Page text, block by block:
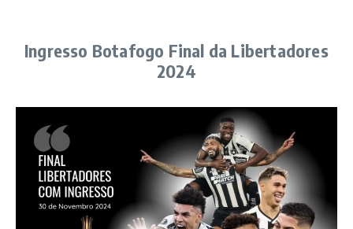
Ingresso Botafogo Final da Libertadores
2024